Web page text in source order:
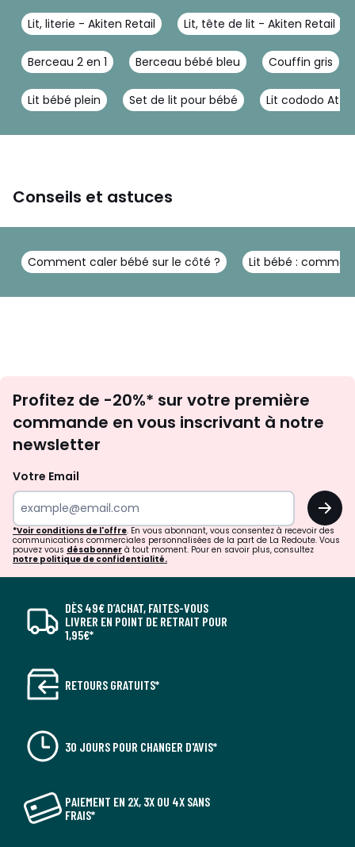
Lit, literie - Akiten Retail Lit, tête de lit - Akiten Retail
Berceau 2 en 1 Berceau bébé bleu Couffin gris
Lit bébé plein Set de lit pour bébé Lit cododo At4
Conseils et astuces
Comment caler bébé sur le côté ? Lit bébé :
newsletter
Profitez de -20%* sur votre première
commande en vous inscrivant à notre
newsletter
Votre Email
OK
*Voir conditions de l'offre. En vous abonnant, vous consentez à recevoir des
communications commerciales personnalisées de la part de La Redoute. Vous
pouvez vous désabonner à tout moment. Pour en savoir plus, consultez
notre politique de confidentialité.
DÈS 49€ D’ACHAT, FAITES-VOUS
LIVRER EN POINT DE RETRAIT POUR
1,95€*
RETOURS GRATUITS*
30 JOURS POUR CHANGER D'AVIS*
PAIEMENT EN 2X, 3X OU 4X SANS
FRAIS*